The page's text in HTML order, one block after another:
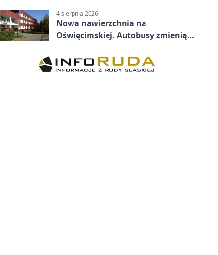
4 sierpnia 2026
Nowa nawierzchnia na
Oświęcimskiej. Autobusy zmienią